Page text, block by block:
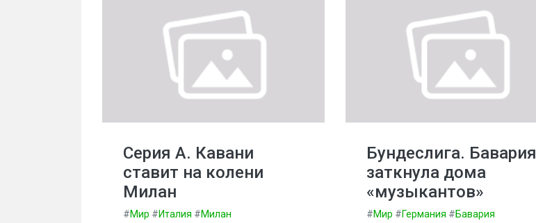
Серия А. Кавани
ставит на колени
Милан
#Мир #Италия #Милан
Бундеслига. Бавария
заткнула дома
«музыкантов»
#Мир #Германия #Бавария